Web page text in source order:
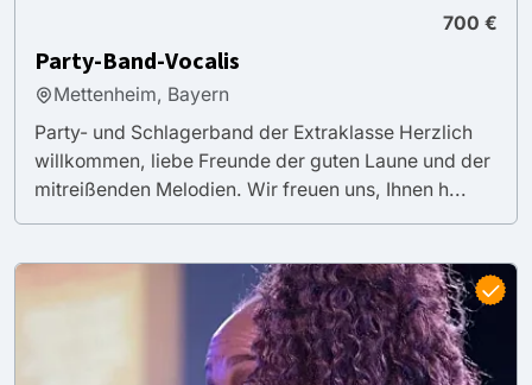
700 €
Party-Band-Vocalis
Mettenheim, Bayern
Party- und Schlagerband der Extraklasse Herzlich
willkommen, liebe Freunde der guten Laune und der
mitreißenden Melodien. Wir freuen uns, Ihnen h...